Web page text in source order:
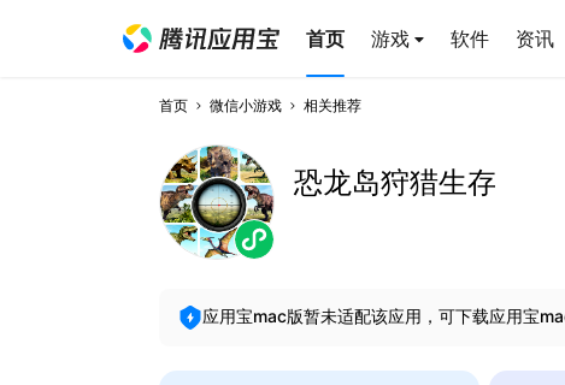
首页 游戏 软件 资讯
首页 微信小游戏 相关推荐
恐龙岛狩猎生存
应用宝mac版暂未适配该应用，可下载应用宝